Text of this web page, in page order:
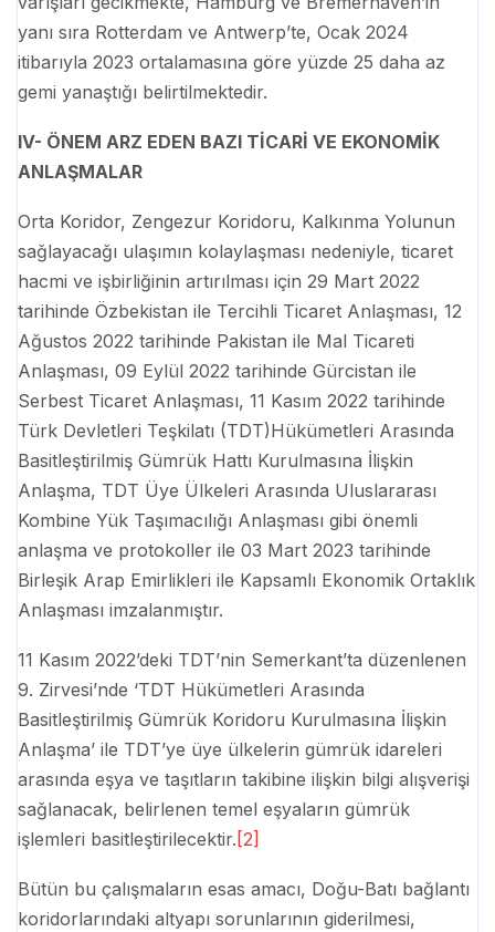
yanı sıra Rotterdam ve Antwerp’te, Ocak 2024
itibarıyla 2023 ortalamasına göre yüzde 25 daha az
gemi yanaştığı belirtilmektedir.
IV- ÖNEM ARZ EDEN BAZI TİCARİ VE EKONOMİK
ANLAŞMALAR
Orta Koridor, Zengezur Koridoru, Kalkınma Yolunun
sağlayacağı ulaşımın kolaylaşması nedeniyle, ticaret
hacmi ve işbirliğinin artırılması için 29 Mart 2022
tarihinde Özbekistan ile Tercihli Ticaret Anlaşması, 12
Ağustos 2022 tarihinde Pakistan ile Mal Ticareti
Anlaşması, 09 Eylül 2022 tarihinde Gürcistan ile
Serbest Ticaret Anlaşması, 11 Kasım 2022 tarihinde
Türk Devletleri Teşkilatı (TDT)Hükümetleri Arasında
Basitleştirilmiş Gümrük Hattı Kurulmasına İlişkin
Anlaşma, TDT Üye Ülkeleri Arasında Uluslararası
Kombine Yük Taşımacılığı Anlaşması gibi önemli
anlaşma ve protokoller ile 03 Mart 2023 tarihinde
Birleşik Arap Emirlikleri ile Kapsamlı Ekonomik Ortaklık
Anlaşması imzalanmıştır.
11 Kasım 2022’deki TDT’nin Semerkant’ta düzenlenen
9. Zirvesi’nde ‘TDT Hükümetleri Arasında
Basitleştirilmiş Gümrük Koridoru Kurulmasına İlişkin
Anlaşma’ ile TDT’ye üye ülkelerin gümrük idareleri
arasında eşya ve taşıtların takibine ilişkin bilgi alışverişi
sağlanacak, belirlenen temel eşyaların gümrük
işlemleri basitleştirilecektir. [2]
Bütün bu çalışmaların esas amacı, Doğu-Batı bağlantı
koridorlarındaki altyapı sorunlarının giderilmesi,